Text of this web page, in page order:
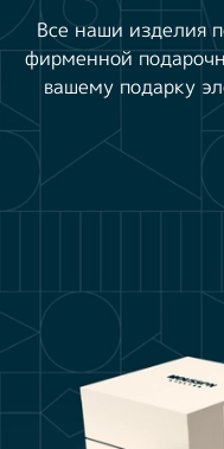
Все наши изделия
фирменной
вашему подарку